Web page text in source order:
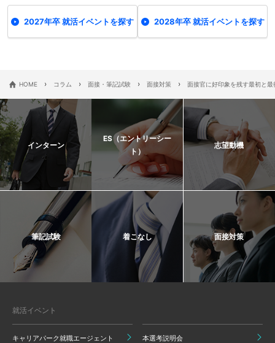
2027年卒 就活イベントを探す 2028年卒 就活イベントを探す
HOME › コラム › 面接・筆記試験 › 面接対策 › 面接官に好印象を残す最初と
インターン
ES（エントリーシー
ト）
志望動機
筆記試験 着こなし 面接対策
就活イベント
キャリアパーク就職エージェント 本選考説明会